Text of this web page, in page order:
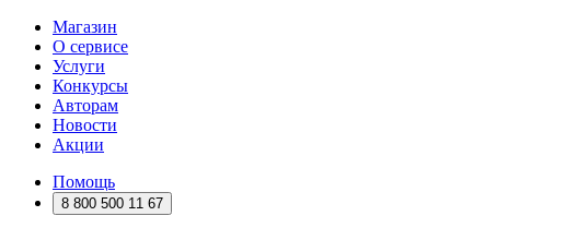
Магазин
О сервисе
Услуги
Конкурсы
Авторам
Новости
Акции
Помощь
8 800 500 11 67